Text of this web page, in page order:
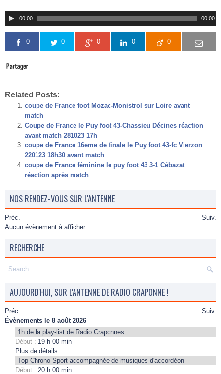
00:00 00:00
0 0 0 0 0
Related Posts:
coupe de France foot Mozac-Monistrol sur Loire avant
match
Coupe de France le Puy foot 43-Chassieu Décines réaction
avant match 281023 17h
coupe de France 16eme de finale le Puy foot 43-fc Vierzon
220123 18h30 avant match
coupe de France féminine le puy foot 43 3-1 Cébazat
réaction après match
NOS RENDEZ-VOUS SUR L'ANTENNE
Préc.
Suiv.
Aucun évènement à afficher.
RECHERCHE
AUJOURD'HUI, SUR L'ANTENNE DE RADIO CRAPONNE !
Préc.
Suiv.
Évènements le 8 août 2026
1h de la play-list de Radio Craponnes
Début : 19 h 00 min
Plus de détails
Top Chrono Sport accompagnée de musiques d'accordéon
Début : 20 h 00 min